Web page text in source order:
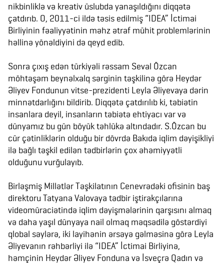
nikbinliklə və kreativ üslubda yanaşıldığını diqqətə
çatdırıb. O, 2011-ci ildə təsis edilmiş “IDEA” İctimai
Birliyinin fəaliyyətinin məhz ətraf mühit problemlərinin
həllinə yönəldiyini də qeyd edib.
Sonra çıxış edən türkiyəli rəssam Seval Özcan
möhtəşəm beynəlxalq sərginin təşkilinə görə Heydər
Əliyev Fondunun vitse-prezidenti Leyla Əliyevaya dərin
minnətdarlığını bildirib. Diqqətə çatdırılıb ki, təbiətin
insanlara deyil, insanların təbiətə ehtiyacı var və
dünyamız bu gün böyük təhlükə altındadır. S.Özcan bu
cür çətinliklərin olduğu bir dövrdə Bakıda iqlim dəyişikliyi
ilə bağlı təşkil edilən tədbirlərin çox əhəmiyyətli
olduğunu vurğulayıb.
Birləşmiş Millətlər Təşkilatının Cenevrədəki ofisinin baş
direktoru Tatyana Valovaya tədbir iştirakçılarına
videomüraciətində iqlim dəyişmələrinin qarşısını almaq
və daha yaşıl dünyaya nail olmaq məqsədilə göstərdiyi
qlobal səylərə, iki layihənin ərsəyə gəlməsinə görə Leyla
Əliyevanın rəhbərliyi ilə “IDEA” İctimai Birliyinə,
həmçinin Heydər Əliyev Fonduna və İsveçrə Qadın və